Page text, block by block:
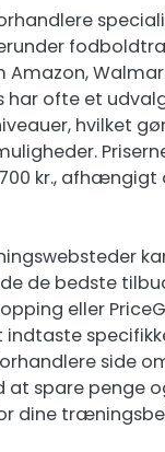
Amazon,
har ofte et
hvilket
kr.,
de bedste
eller
side
spare penge
dine